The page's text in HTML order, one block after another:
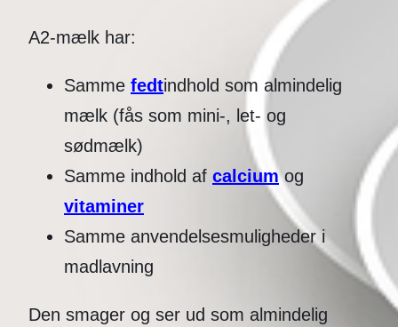
A2-mælk har:
Samme fedtindhold som almindelig
mælk (fås som mini-, let- og
sødmælk)
Samme indhold af calciumog
vitaminer
Samme anvendelsesmuligheder i
madlavning
Den smager og ser ud som almindelig